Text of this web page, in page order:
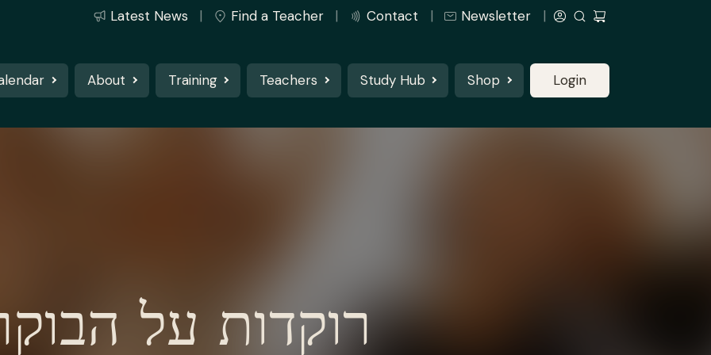
Latest News Find a Teacher Contact Newsletter
About Training Teachers Study Hub Shop Login
רוקדות על